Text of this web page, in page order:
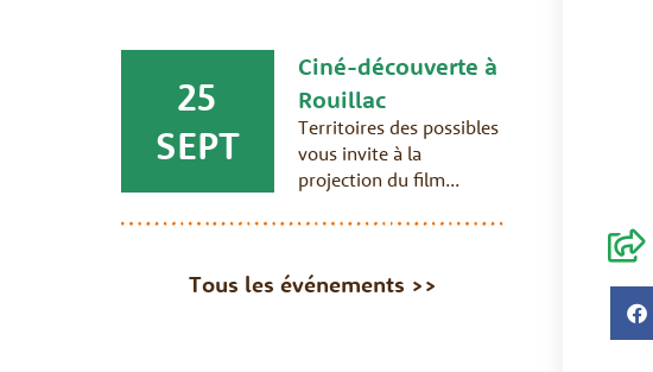
25
SEPT
Ciné-découverte à
Rouillac
Territoires des possibles
vous invite à la
projection du film...
Tous les événements >>